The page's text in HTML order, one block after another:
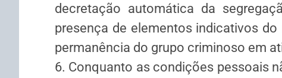
decretação automática da
presença de elementos indicativos
permanência do grupo criminoso em
6. Conquanto as condições pessoais